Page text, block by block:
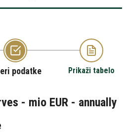
podatke Prikaži tabelo
- mio EUR - annually